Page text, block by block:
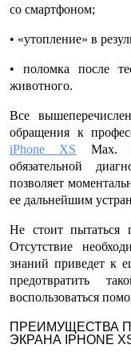
со смартфоном;
• «утопление» в
• поломка после
животного.
Все
обращения к
iPhone XS Max.
обязательной
позволяет
ее дальнейшим
Не стоит пытаться
Отсутствие
знаний приведет к
предотвратить
воспользоваться
ПРЕИМУЩЕСТВА
ЭКРАНА IPHONE